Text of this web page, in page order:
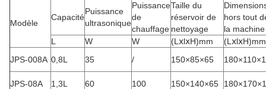
Modèle
Capacité
Puissance
ultrasonique
Puissance
de
chauffage
Taille du
réservoir de
nettoyage
hors tout
la machine
L
W W (LⅹlⅹH)mm
(LⅹlⅹH)mm
JPS-008A 0,8L 35 / 150×85×65
JPS-08A 1,3L 60 100 150×140×65